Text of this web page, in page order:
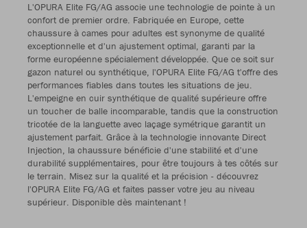
L'OPURA Elite FG/AG associe une technologie de pointe à un
confort de premier ordre. Fabriquée en Europe, cette
chaussure à cames pour adultes est synonyme de qualité
exceptionnelle et d'un ajustement optimal, garanti par la
forme européenne spécialement développée. Que ce soit sur
gazon naturel ou synthétique, l'OPURA Elite FG/AG t'offre des
performances fiables dans toutes les situations de jeu.
L'empeigne en cuir synthétique de qualité supérieure offre
un toucher de balle incomparable, tandis que la construction
tricotée de la languette avec laçage symétrique garantit un
ajustement parfait. Grâce à la technologie innovante Direct
Injection, la chaussure bénéficie d'une stabilité et d'une
durabilité supplémentaires, pour être toujours à tes côtés sur
le terrain. Misez sur la qualité et la précision - découvrez
l'OPURA Elite FG/AG et faites passer votre jeu au niveau
supérieur. Disponible dès maintenant !